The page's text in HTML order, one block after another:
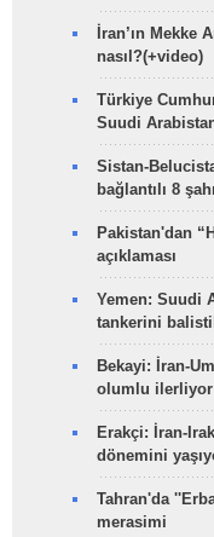
İran’ın Mekke
nasıl?(+video)
Türkiye
Suudi
Sistan-
bağlantılı 8
Pakistan'dan
açıklaması
Yemen: Suudi
tankerini
Bekayi: İran-
olumlu ilerliyor
Erakçi: İran-
dönemini
Tahran'da
merasimi